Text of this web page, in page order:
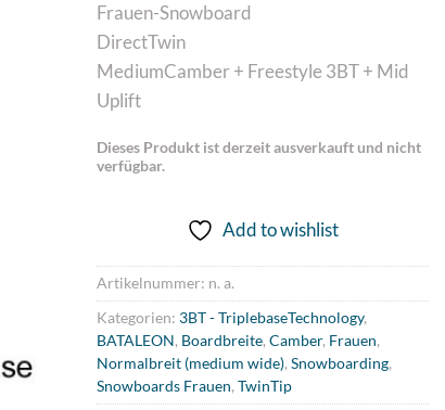
Frauen-Snowboard
DirectTwin
MediumCamber + Freestyle 3BT + Mid
Uplift
Dieses Produkt ist derzeit ausverkauft und nicht
verfügbar.
Add to wishlist
Artikelnummer: n. a.
Kategorien: 3BT - TriplebaseTechnology,
BATALEON, Boardbreite, Camber, Frauen,
Normalbreit (medium wide), Snowboarding,
Snowboards Frauen, TwinTip